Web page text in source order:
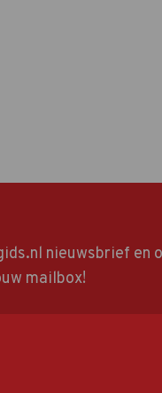
nieuwsbrief en
mailbox!